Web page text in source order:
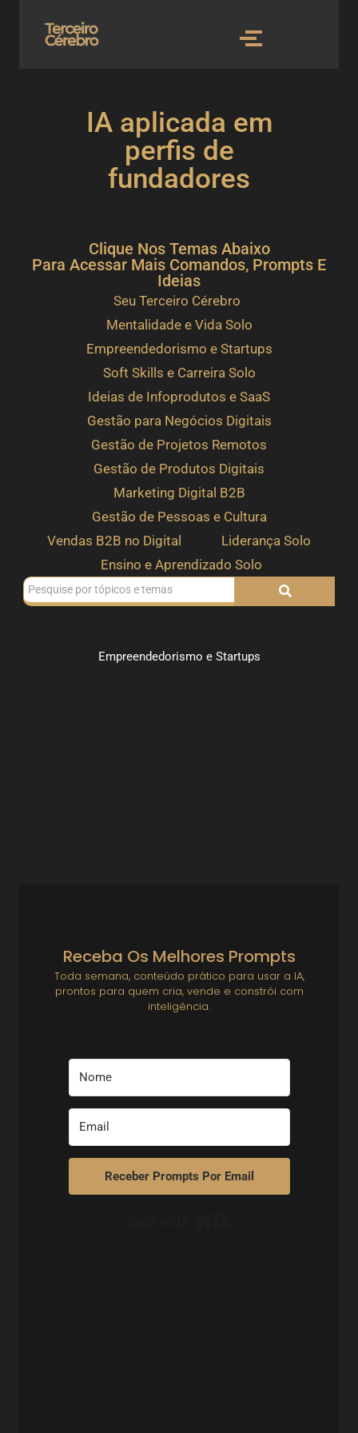
IA aplicada em
perfis de
fundadores
Clique Nos Temas Abaixo
Para Acessar Mais Comandos, Prompts E
Ideias
Seu Terceiro Cérebro
Mentalidade e Vida Solo
Empreendedorismo e Startups
Soft Skills e Carreira Solo
Ideias de Infoprodutos e SaaS
Gestão para Negócios Digitais
Gestão de Projetos Remotos
Gestão de Produtos Digitais
Marketing Digital B2B
Gestão de Pessoas e Cultura
Vendas B2B no Digital
Liderança Solo
Ensino e Aprendizado Solo
Empreendedorismo e Startups
Receba Os Melhores Prompts
Toda semana, conteúdo prático para usar a IA,
prontos para quem cria, vende e constrói com
inteligência.
Receber Prompts Por Email